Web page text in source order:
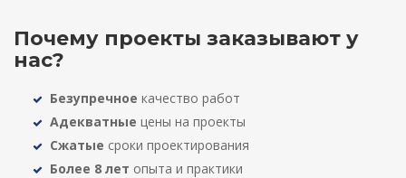
Почему проекты заказывают у
нас?
Безупречное качество работ
Адекватные цены на проекты
Сжатые сроки проектирования
Более 8 лет опыта и практики